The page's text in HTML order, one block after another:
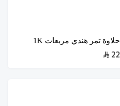
حلاوة تمر هندي مربعات 1K
22